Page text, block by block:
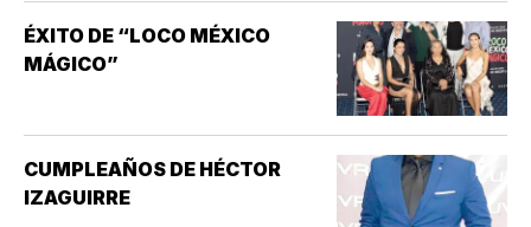
MISMO O EL ENTORNO ESTÁN
GIRANDO O MOVIÉNDOSE *NO
GENERAL, QUE PUEDE INCLUIR
SENSACIONES DE
ATURDIMIENTO…
ÉXITO DE “LOCO MÉXICO
MÁGICO”
CUMPLEAÑOS DE HÉCTOR
IZAGUIRRE